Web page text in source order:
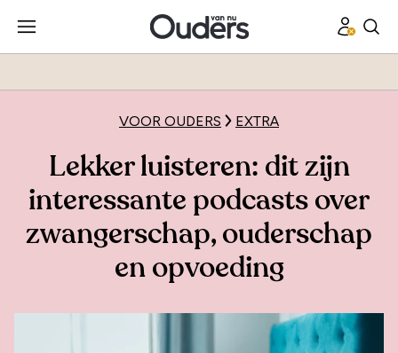
VOOR OUDERS EXTRA
Lekker luisteren: dit zijn
interessante podcasts over
zwangerschap, ouderschap
en opvoeding